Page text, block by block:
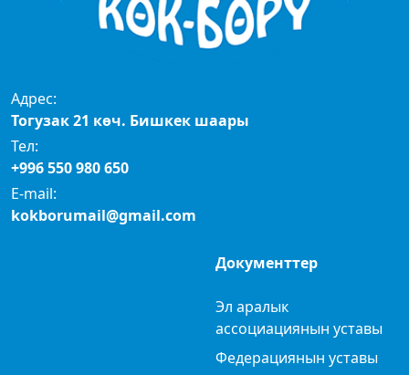
Адрес:
Тогузак 21 көч. Бишкек шаары
Тел:
+996 550 980 650
E-mail:
kokborumail@gmail.com
Документтер
Эл аралык
ассоциациянын уставы
Федерациянын уставы